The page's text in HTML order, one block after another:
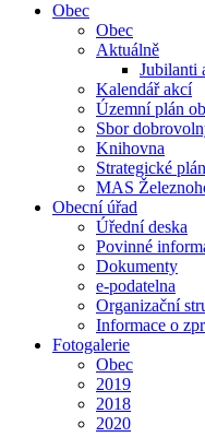
Obec
Obec
Aktuálně
Jubilanti
Kalendář akcí
Územní plán
Sbor
Knihovna
Strategické
MAS
Obecní úřad
Úřední deska
Povinné
Dokumenty
e-podatelna
Organizační
Informace o
Fotogalerie
Obec
2019
2018
2020